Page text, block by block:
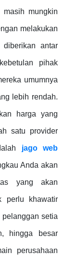
mungkin
melakukan
antar
pihak
umumnya
lebih rendah.
harga yang
satu provider
jago web
Anda akan
yang akan
perlu khawatir
setia
hingga besar
perusahaan